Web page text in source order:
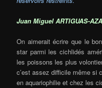
Juan Miguel ARTIGUAS-
On aimerait écrire que le
star parmi les cichlidés
les poissons les plus
c’est assez difficile même si
en aquariophilie et chez les